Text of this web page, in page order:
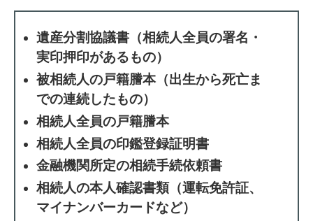
遺産分割協議書（相続人全員の署名・
実印押印があるもの）
被相続人の戸籍謄本（出生から死亡ま
での連続したもの）
相続人全員の戸籍謄本
相続人全員の印鑑登録証明書
金融機関所定の相続手続依頼書
相続人の本人確認書類（運転免許証、
マイナンバーカードなど）